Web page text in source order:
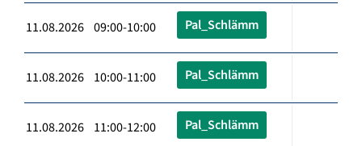
11.08.2026 09:00-10:00 Pal_Schlämm
11.08.2026 10:00-11:00 Pal_Schlämm
11.08.2026 11:00-12:00 Pal_Schlämm